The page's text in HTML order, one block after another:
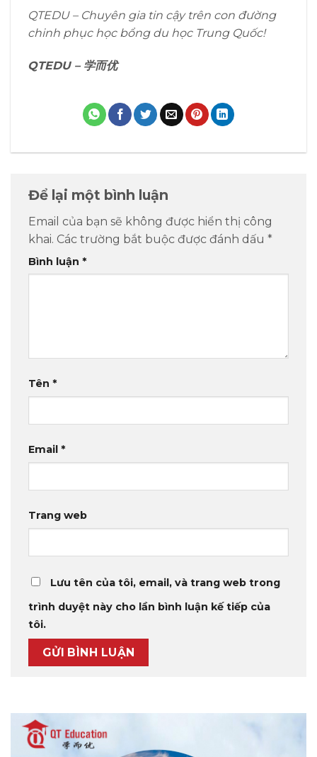
QTEDU – Chuyên gia tin cậy trên con đường
chinh phục học bổng du học Trung Quốc!
QTEDU – 学而优
Để lại một bình luận
Email của bạn sẽ không được hiển thị công
khai. Các trường bắt buộc được đánh dấu *
Bình luận *
Tên *
Email *
Trang web
Lưu tên của tôi, email, và trang web trong
trình duyệt này cho lần bình luận kế tiếp của
tôi.